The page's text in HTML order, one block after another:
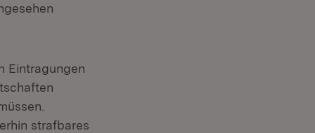
Eintragungen
strafbares